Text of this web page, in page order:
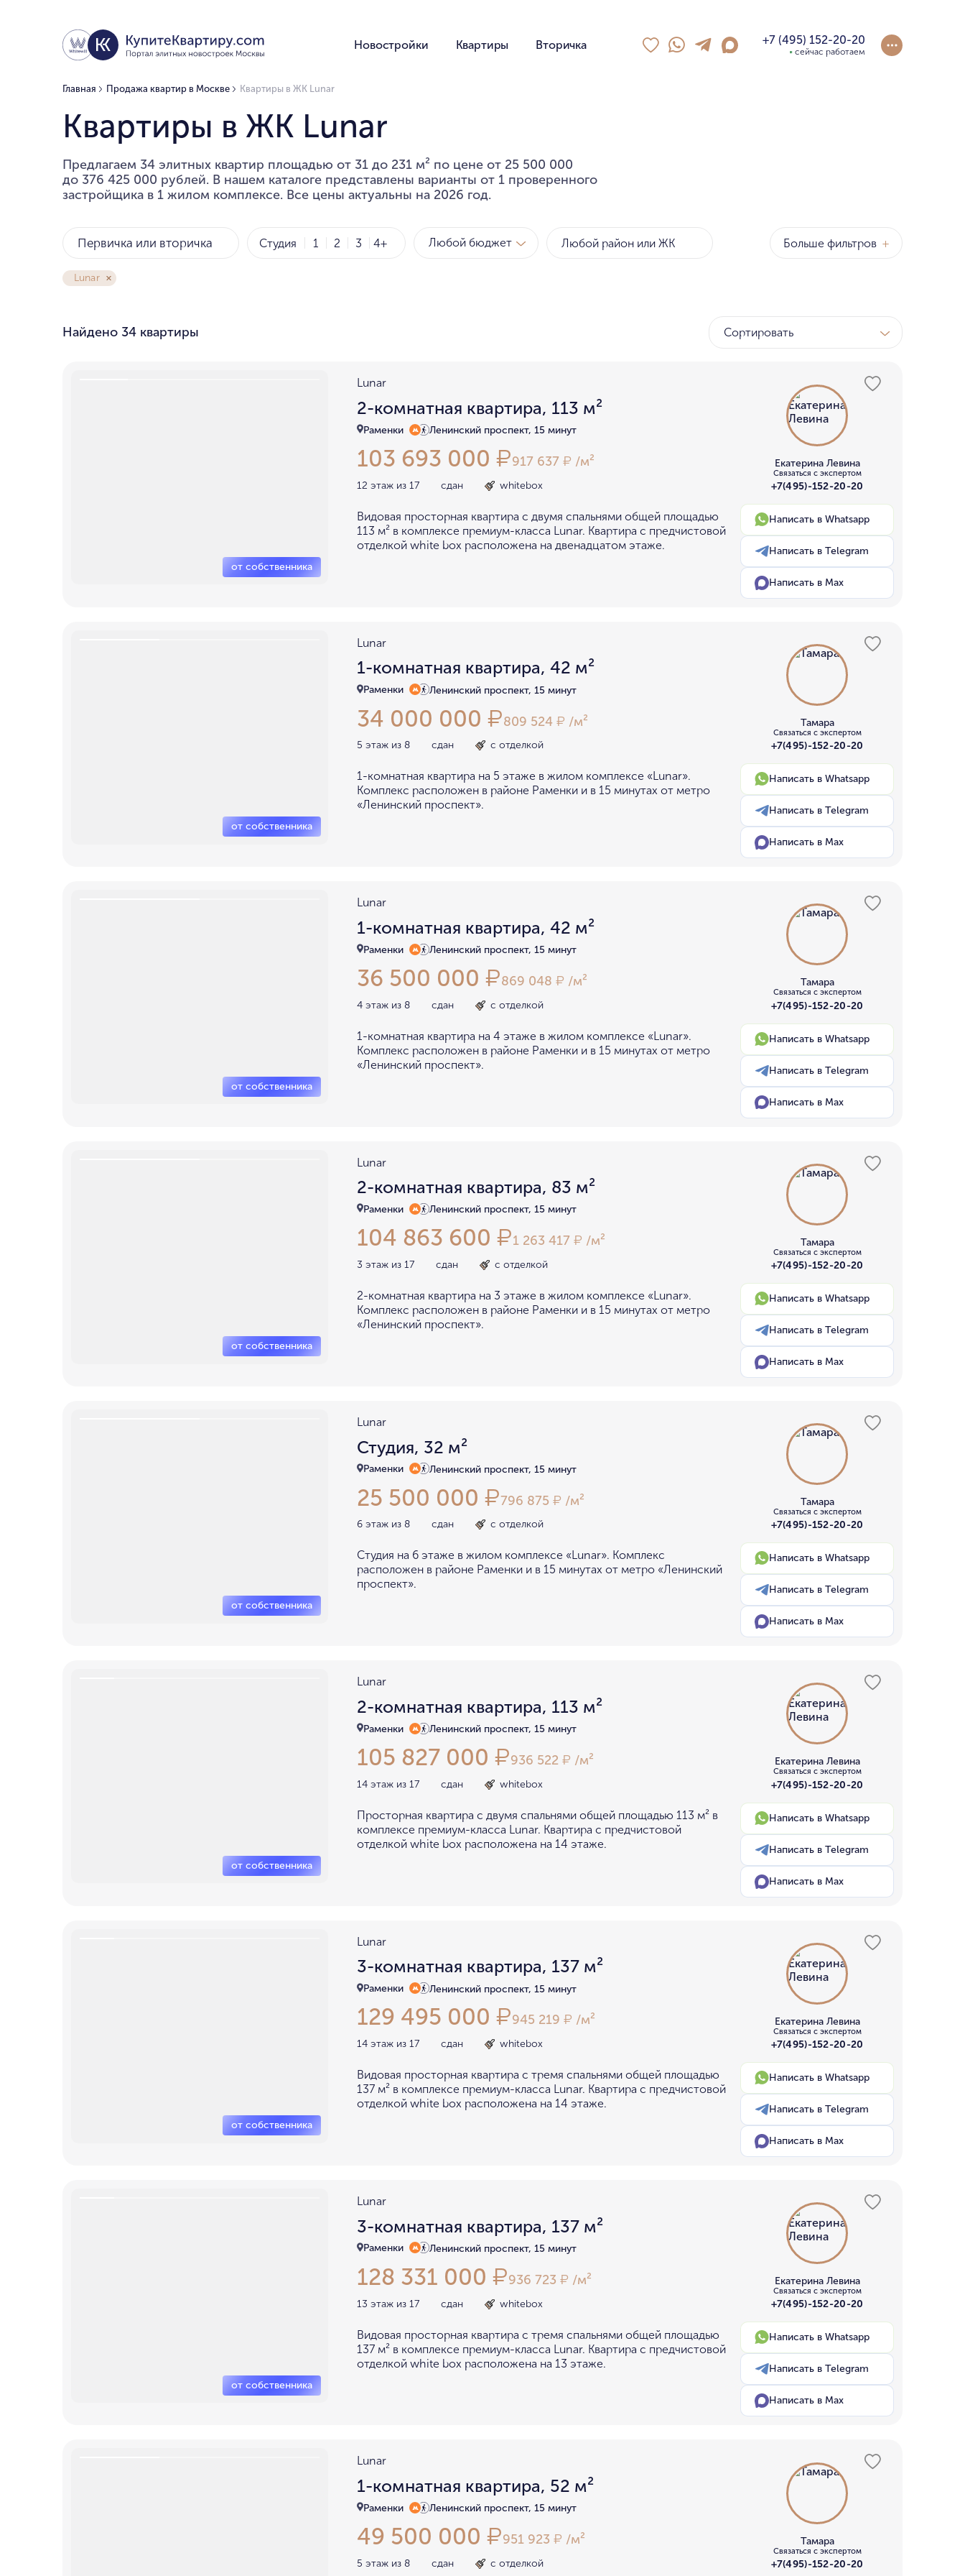
Новостройки Квартиры Вторичка +7 (495) 152-20-20
сейчас работаем
Главная Продажа квартир в Москве Квартиры в ЖК Lunar
Квартиры в ЖК Lunar
Предлагаем 34 элитных квартир площадью от 31 до 231 м² по цене от 25 500 000
до 376 425 000 рублей. В нашем каталоге представлены варианты от 1 проверенного
застройщика в 1 жилом комплексе. Все цены актуальны на 2026 год.
Первичка или вторичка Студия 1 2 3 4+ Любой бюджет
до 15 миллионов 15-30 миллионов
30-50 миллионов 50-70 миллионов
70-100 миллионов
на Патриарших на Чистых
в Долине реки Сетунь
внутри Садового Кольца
Больше фильтров +
Lunar
Найдено 34 квартиры Сортировать
Lunar
2-комнатная квартира, 113 м²
Раменки Ленинский проспект, 15 минут
103 693 000 ₽917 637 ₽ /м²
12 этаж из 17 сдан whitebox
Видовая просторная квартира с двумя спальнями общей площадью
113 м² в комплексе премиум-класса Lunar. Квартира с предчистовой
отделкой white box расположена на двенадцатом этаже.
Екатерина Левина
Связаться с экспертом
+7(495)-152-20-20
Написать в Whatsapp
Написать в Telegram
Написать в Max
Lunar
1-комнатная квартира, 42 м²
Раменки Ленинский проспект, 15 минут
34 000 000 ₽809 524 ₽ /м²
5 этаж из 8 сдан с отделкой
1-комнатная квартира на 5 этаже в жилом комплексе «Lunar».
Комплекс расположен в районе Раменки и в 15 минутах от метро
«Ленинский проспект».
Тамара
Связаться с экспертом
+7(495)-152-20-20
Написать в Whatsapp
Написать в Telegram
Написать в Max
Lunar
1-комнатная квартира, 42 м²
Раменки Ленинский проспект, 15 минут
36 500 000 ₽869 048 ₽ /м²
4 этаж из 8 сдан с отделкой
1-комнатная квартира на 4 этаже в жилом комплексе «Lunar».
Комплекс расположен в районе Раменки и в 15 минутах от метро
«Ленинский проспект».
Тамара
Связаться с экспертом
+7(495)-152-20-20
Написать в Whatsapp
Написать в Telegram
Написать в Max
Lunar
2-комнатная квартира, 83 м²
Раменки Ленинский проспект, 15 минут
104 863 600 ₽1 263 417 ₽ /м²
3 этаж из 17 сдан с отделкой
2-комнатная квартира на 3 этаже в жилом комплексе «Lunar».
Комплекс расположен в районе Раменки и в 15 минутах от метро
«Ленинский проспект».
Тамара
Связаться с экспертом
+7(495)-152-20-20
Написать в Whatsapp
Написать в Telegram
Написать в Max
Lunar
Студия, 32 м²
Раменки Ленинский проспект, 15 минут
25 500 000 ₽796 875 ₽ /м²
6 этаж из 8 сдан с отделкой
Студия на 6 этаже в жилом комплексе «Lunar». Комплекс
расположен в районе Раменки и в 15 минутах от метро «Ленинский
проспект».
Тамара
Связаться с экспертом
+7(495)-152-20-20
Написать в Whatsapp
Написать в Telegram
Написать в Max
Lunar
2-комнатная квартира, 113 м²
Раменки Ленинский проспект, 15 минут
105 827 000 ₽936 522 ₽ /м²
14 этаж из 17 сдан whitebox
Просторная квартира с двумя спальнями общей площадью 113 м² в
комплексе премиум-класса Lunar. Квартира с предчистовой
отделкой white box расположена на 14 этаже.
Екатерина Левина
Связаться с экспертом
+7(495)-152-20-20
Написать в Whatsapp
Написать в Telegram
Написать в Max
Lunar
3-комнатная квартира, 137 м²
Раменки Ленинский проспект, 15 минут
129 495 000 ₽945 219 ₽ /м²
14 этаж из 17 сдан whitebox
Видовая просторная квартира с тремя спальнями общей площадью
137 м² в комплексе премиум-класса Lunar. Квартира с предчистовой
отделкой white box расположена на 14 этаже.
Екатерина Левина
Связаться с экспертом
+7(495)-152-20-20
Написать в Whatsapp
Написать в Telegram
Написать в Max
Lunar
3-комнатная квартира, 137 м²
Раменки Ленинский проспект, 15 минут
128 331 000 ₽936 723 ₽ /м²
13 этаж из 17 сдан whitebox
Видовая просторная квартира с тремя спальнями общей площадью
137 м² в комплексе премиум-класса Lunar. Квартира с предчистовой
отделкой white box расположена на 13 этаже.
Екатерина Левина
Связаться с экспертом
+7(495)-152-20-20
Написать в Whatsapp
Написать в Telegram
Написать в Max
Lunar
1-комнатная квартира, 52 м²
Раменки Ленинский проспект, 15 минут
49 500 000 ₽951 923 ₽ /м²
5 этаж из 8 сдан с отделкой
Тамара
Связаться с экспертом
+7(495)-152-20-20